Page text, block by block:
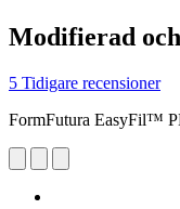
Modifierad
5 Tidigare recensioner
FormFutura EasyFil™